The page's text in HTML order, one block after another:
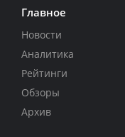
Главное
Новости
Аналитика
Рейтинги
Обзоры
Архив